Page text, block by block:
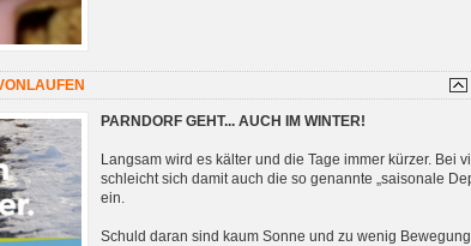
PARNDORF GEHT... AUCH IM WINTER!
Langsam wird es kälter und die Tage immer kürzer. Bei
schleicht sich damit auch die so genannte „saisonale
ein.
Schuld daran sind kaum Sonne und zu wenig